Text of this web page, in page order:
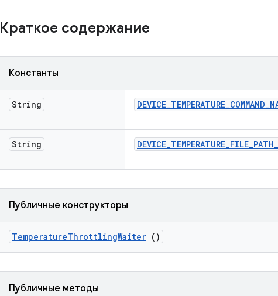
Краткое содержание
Константы
String DEVICE_TEMPERATURE_COMMAND_
String DEVICE_TEMPERATURE_FILE_PATH_
Публичные конструкторы
TemperatureThrottlingWaiter ()
Публичные методы